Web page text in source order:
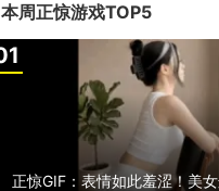
本周正惊游戏TOP5
1
正惊GIF：表情如此羞涩！美